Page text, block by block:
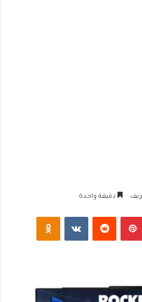
دقيقة واحدة
بينتيريست